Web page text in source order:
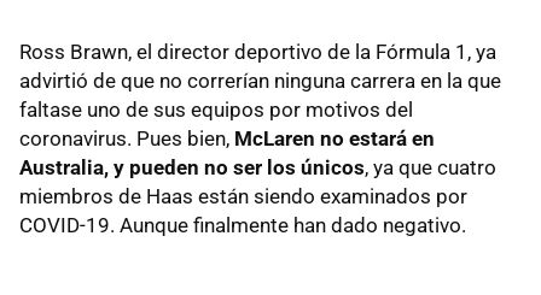
Ross Brawn, el director deportivo de la Fórmula 1, ya
advirtió de que no correrían ninguna carrera en la que
faltase uno de sus equipos por motivos del
coronavirus. Pues bien, McLaren no estará en
Australia, y pueden no ser los únicos, ya que cuatro
miembros de Haas están siendo examinados por
COVID-19. Aunque finalmente han dado negativo.